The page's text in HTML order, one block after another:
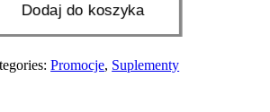
Dodaj do koszyka
Promocje, Suplementy